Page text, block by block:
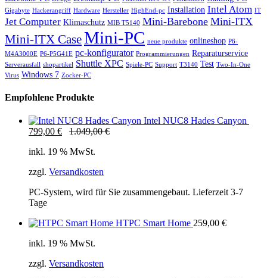
Gigabyte Hackerangriff Hardware Hersteller HighEnd-pc Installation Intel Atom IT
Jet Computer Klimaschutz MIB T5140 Mini-Barebone Mini-ITX
Mini-ITX CaseMini-PC neue produkte onlineshop P6-
M4A3000E P6-P5G41E pc-konfigurator Programmierungen Reparaturservice
Serverausfall shopartikel Shuttle XPC Spiele-PC Support T3140 Test Two-In-One
Virus Windows 7 Zocker-PC
Empfohlene Produkte
Intel NUC8 Hades Canyon
799,00 € 1.049,00€
inkl. 19 % MwSt.
zzgl. Versandkosten
PC-System, wird für Sie zusammengebaut. Lieferzeit 3-7
Tage
HTPC Smart Home 259,00 €
inkl. 19 % MwSt.
zzgl. Versandkosten